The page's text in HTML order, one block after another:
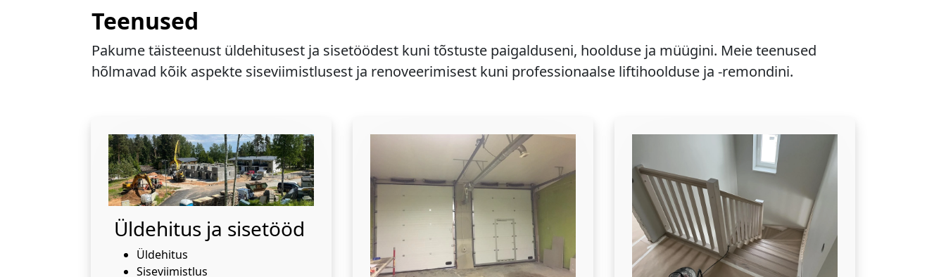
Teenused
Pakume täisteenust üldehitusest ja sisetöödest kuni tõstuste paigalduseni, hoolduse ja müügini. Meie teenused
hõlmavad kõik aspekte siseviimistlusest ja renoveerimisest kuni professionaalse liftihoolduse ja -remondini.
Üldehitus ja sisetööd
Üldehitus
Siseviimistlus